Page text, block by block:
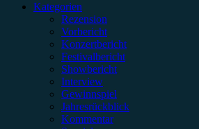
Kategorien
Rezension
Vorbericht
Konzertbericht
Festivalbericht
Showbericht
Interview
Gewinnspiel
Jahresrückblick
Kommentar